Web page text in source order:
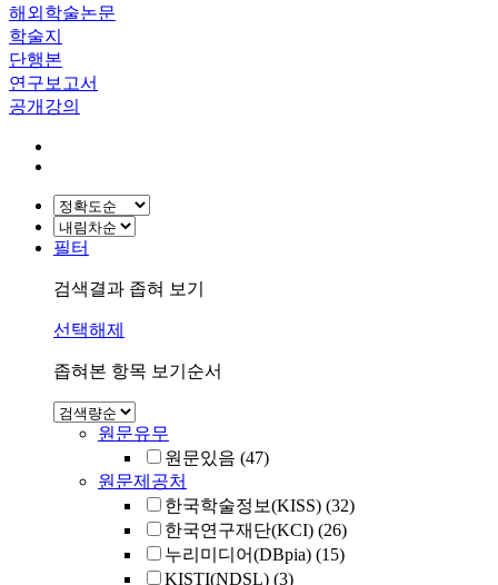
해외학술논문
학술지
단행본
연구보고서
공개강의
필터
검색결과 좁혀 보기
선택해제
좁혀본 항목 보기순서
원문유무
원문있음 (47)
원문제공처
한국학술정보(KISS) (32)
한국연구재단(KCI) (26)
누리미디어(DBpia) (15)
KISTI(NDSL) (3)